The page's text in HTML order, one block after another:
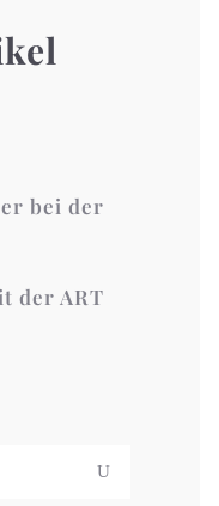
bei der
der ART